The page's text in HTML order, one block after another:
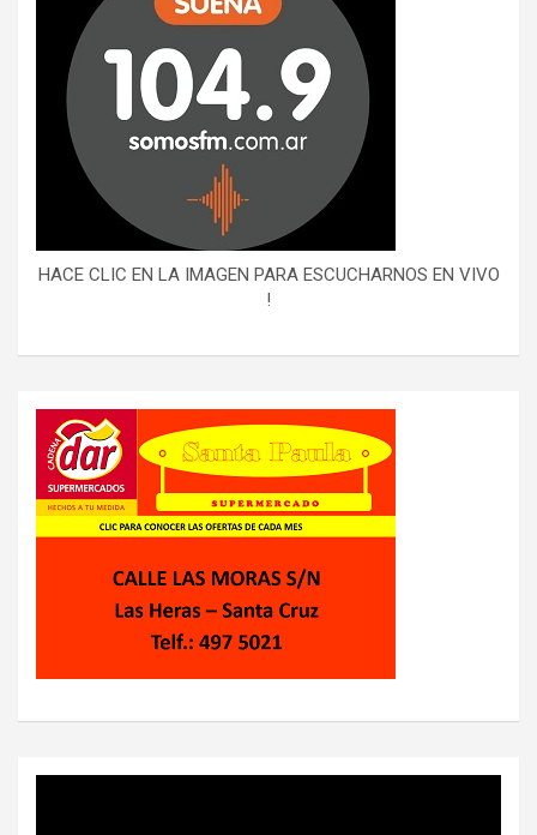
HACE CLIC EN LA IMAGEN PARA ESCUCHARNOS EN VIVO
!